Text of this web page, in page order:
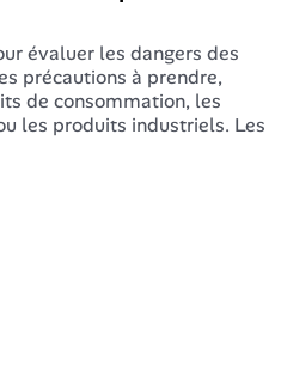
évaluer les dangers des
précautions à prendre,
de consommation, les
les produits industriels. Les